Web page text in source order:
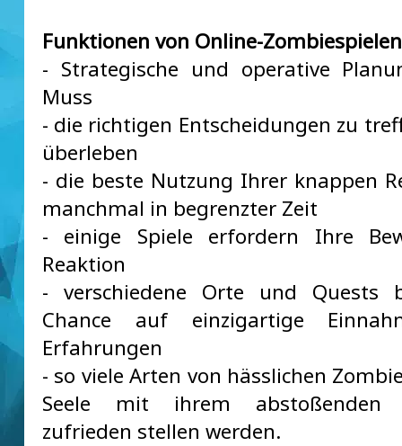
Funktionen von Online-Zombiespielen
- Strategische und operative
Muss
- die richtigen Entscheidungen zu
überleben
- die beste Nutzung Ihrer knappen
manchmal in begrenzter Zeit
- einige Spiele erfordern Ihre
Reaktion
- verschiedene Orte und Quests
Chance auf einzigartige
Erfahrungen
- so viele Arten von hässlichen
Seele mit ihrem abstoßenden
zufrieden stellen werden.